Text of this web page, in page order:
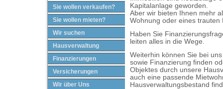
Sie wollen verkaufen?
Sie wollen mieten?
Wir suchen
Hausverwaltung
Finanzierungen
Versicherungen
Wir über Uns
Kapitalanlage geworden.
Aber wir bieten Ihnen mehr
Wohnung oder eines trauten
Haben Sie
leiten alles in die Wege.
Weiterhin können Sie bei
sowie Finanzierung finden
Objektes durch unsere
auch eine passende
Hausverwaltungsbestand